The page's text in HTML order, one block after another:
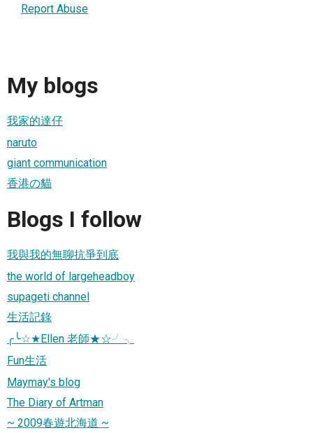
Report Abuse
My blogs
我家的達仔
naruto
giant communication
香港の貓
Blogs I follow
我與我的無聊抗爭到底
the world of largeheadboy
supageti channel
生活記錄
╭╰☆★Ellen 老師★☆╯╮
Fun生活
Maymay's blog
The Diary of Artman
~ 2009春遊北海道 ~